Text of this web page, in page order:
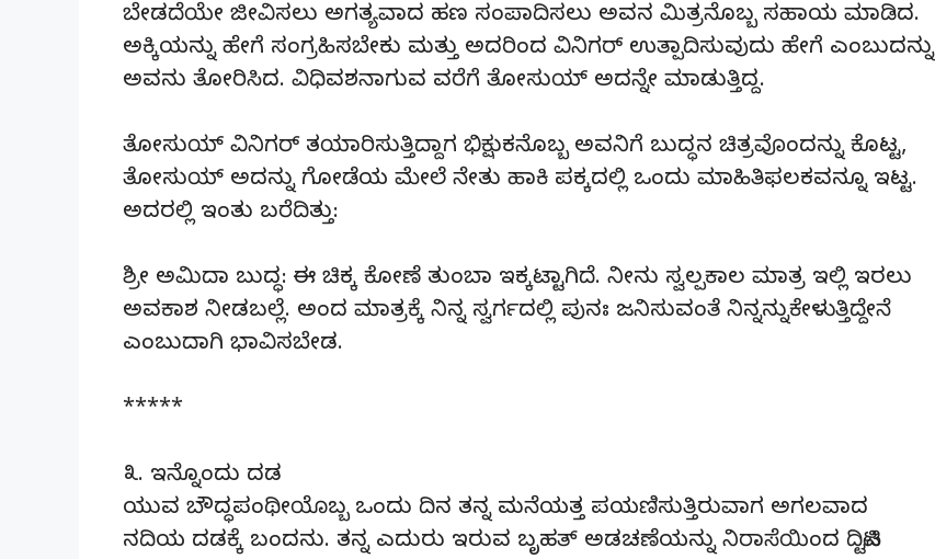
ಬೇಡದೆಯೇ ಜೀವಿಸಲು ಅಗತ್ಯವಾದ ಹಣ ಸಂಪಾದಿಸಲು ಅವನ ಮಿತ್ರನೊಬ್ಬ ಸಹಾಯ ಮಾಡಿದ.
ಅಕ್ಕಿಯನ್ನು ಹೇಗೆ ಸಂಗ್ರಹಿಸಬೇಕು ಮತ್ತು ಅದರಿಂದ ವಿನಿಗರ್‌ ಉತ್ಪಾದಿಸುವುದು ಹೇಗೆ ಎಂಬುದನ್ನು
ಅವನು ತೋರಿಸಿದ. ವಿಧಿವಶನಾಗುವ ವರೆಗೆ ತೋಸುಯ್‌ ಅದನ್ನೇ ಮಾಡುತ್ತಿದ್ದ.
ತೋಸುಯ್‌ ವಿನಿಗರ್‌ ತಯಾರಿಸುತ್ತಿದ್ದಾಗ ಭಿಕ್ಷುಕನೊಬ್ಬ ಅವನಿಗೆ ಬುದ್ಧನ ಚಿತ್ರವೊಂದನ್ನು ಕೊಟ್ಟ,
ತೋಸುಯ್‌ ಅದನ್ನು ಗೋಡೆಯ ಮೇಲೆ ನೇತು ಹಾಕಿ ಪಕ್ಕದಲ್ಲಿ ಒಂದು ಮಾಹಿತಿಫಲಕವನ್ನೂ ಇಟ್ಟ.
ಅದರಲ್ಲಿ ಇಂತು ಬರೆದಿತ್ತು:
ಶ್ರೀ ಅಮಿದಾ ಬುದ್ಧ: ಈ ಚಿಕ್ಕ ಕೋಣೆ ತುಂಬಾ ಇಕ್ಕಟ್ಟಾಗಿದೆ. ನೀನು ಸ್ವಲ್ಪಕಾಲ ಮಾತ್ರ ಇಲ್ಲಿ ಇರಲು
ಅವಕಾಶ ನೀಡಬಲ್ಲೆ. ಅಂದ ಮಾತ್ರಕ್ಕೆ ನಿನ್ನ ಸ್ವರ್ಗದಲ್ಲಿ ಪುನಃ ಜನಿಸುವಂತೆ ನಿನ್ನನ್ನುಕೇಳುತ್ತಿದ್ದೇನೆ
ಎಂಬುದಾಗಿ ಭಾವಿಸಬೇಡ.
*****
೩. ಇನ್ನೊಂದು ದಡ
ಯುವ ಬೌದ್ಧಪಂಥೀಯೊಬ್ಬ ಒಂದು ದಿನ ತನ್ನ ಮನೆಯತ್ತ ಪಯಣಿಸುತ್ತಿರುವಾಗ ಅಗಲವಾದ
ನದಿಯ ದಡಕ್ಕೆ ಬಂದನು. ತನ್ನ ಎದುರು ಇರುವ ಬೃಹತ್‌ ಅಡಚಣೆಯನ್ನು ನಿರಾಸೆಯಿಂದ ದಿಟ್ಟಿಸಿ